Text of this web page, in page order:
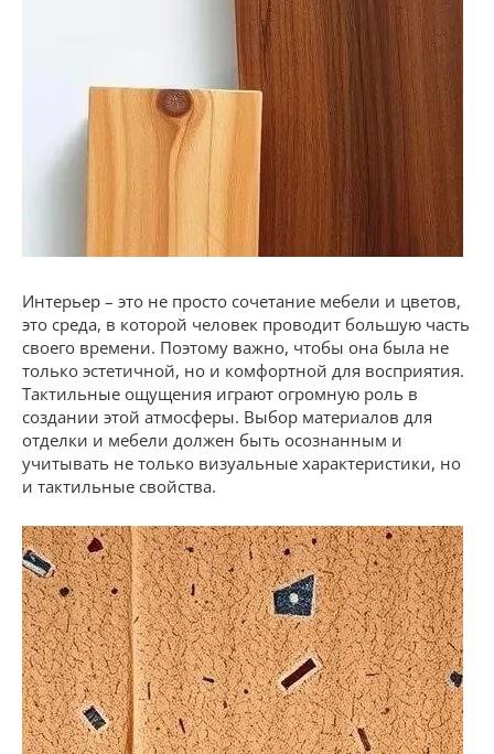
Интерьер – это не просто сочетание мебели и цветов,
это среда, в которой человек проводит большую часть
своего времени. Поэтому важно, чтобы она была не
только эстетичной, но и комфортной для восприятия.
Тактильные ощущения играют огромную роль в
создании этой атмосферы. Выбор материалов для
отделки и мебели должен быть осознанным и
учитывать не только визуальные характеристики, но
и тактильные свойства.